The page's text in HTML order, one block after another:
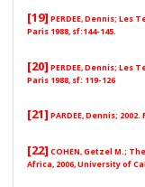
[19] PERDEE, Dennis; Les
Paris 1988, sf:144-145.
[20] PERDEE, Dennis; Les
Paris 1988, sf: 119-126
[21] PARDEE, Dennis;
[22] COHEN, Getzel M.;
Africa, 2006, University of